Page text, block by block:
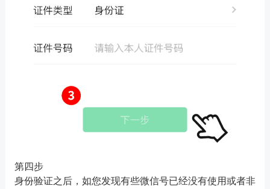
第四步
身份验证之后，如您发现有些微信号已经没有使用或者非